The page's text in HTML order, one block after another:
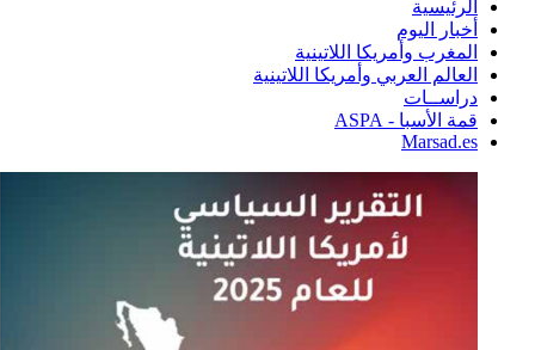
الرئيسية
أخبار اليوم
المغرب وأمريكا اللاتينية
العالم العربي وأمريكا اللاتينية
دراســات
قمة الأسبا - ASPA
Marsad.es